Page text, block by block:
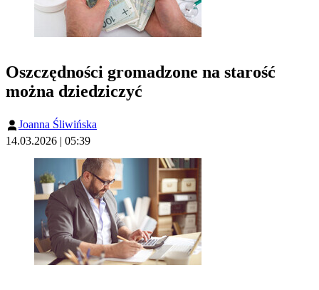
Oszczędności gromadzone na starość
można dziedziczyć
Joanna Śliwińska
14.03.2026 | 05:39